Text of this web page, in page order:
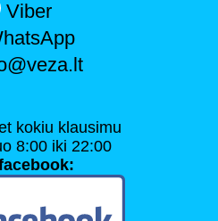
Viber
kokiu klausimu
8:00 iki 22:00